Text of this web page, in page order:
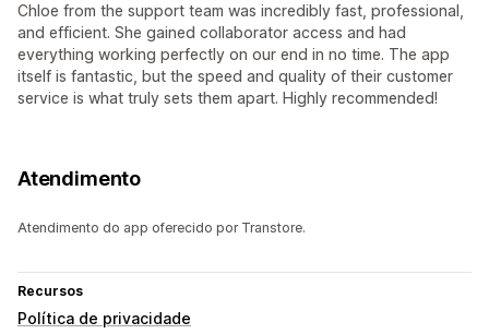
Chloe from the support team was incredibly fast, professional,
and efficient. She gained collaborator access and had
everything working perfectly on our end in no time. The app
itself is fantastic, but the speed and quality of their customer
service is what truly sets them apart. Highly recommended!
Atendimento
Atendimento do app oferecido por Transtore.
Recursos
Política de privacidade